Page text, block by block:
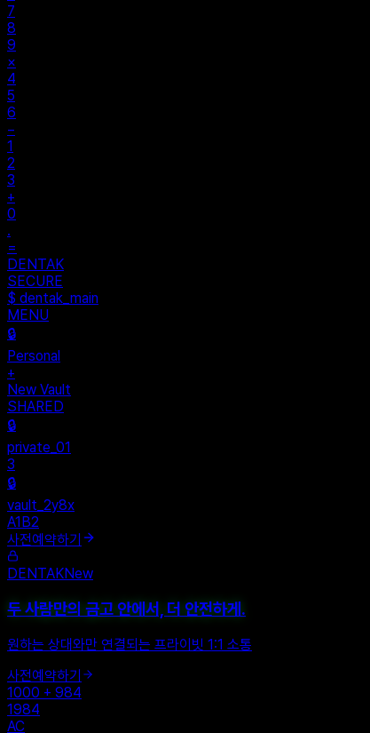
7
8
9
×
4
5
6
−
1
2
3
+
0
.
=
$ auth...
$ vault --ok
DENTAK
ACCESS OK
DENTAK
SECURE
$ dentak_main
MENU
🔒
Personal
+
New Vault
SHARED
🔒
private_01
3
🔒
vault_2y8x
사전예약하기
DENTAKNew
두 사람만의 금고 안에서, 더 안전하게.
원하는 상대와만 연결되는 프라이빗 1:1 소통